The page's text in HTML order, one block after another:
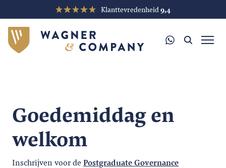
Klanttevredenheid9,4
Goedemiddag en
welkom
Inschrijven voor de Postgraduate Governance